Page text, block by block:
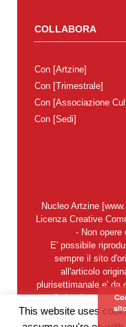
COLLABORA
Con [Artzine]
Con [Trimestrale]
Con [Associazione
Con [Sedi]
Nucleo Artzine [
Licenza Creative
- Non opere
E' possibile
sempre il sito
all'articolo
plurisettimanale e' da
retribuita. In nessun
materiali inviati alla
degli annunci
This website uses